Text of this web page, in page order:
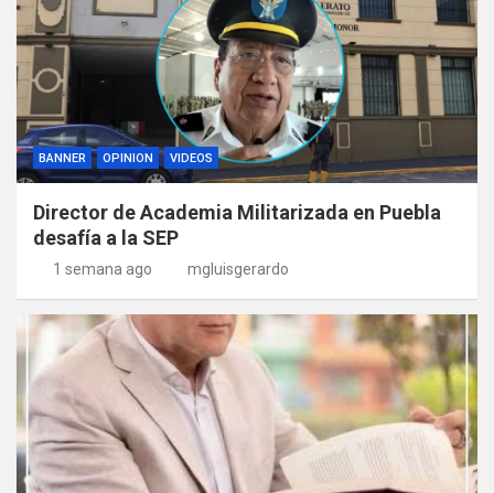
BANNER OPINION VIDEOS
Director de Academia Militarizada en Puebla
desafía a la SEP
1 semana ago mgluisgerardo